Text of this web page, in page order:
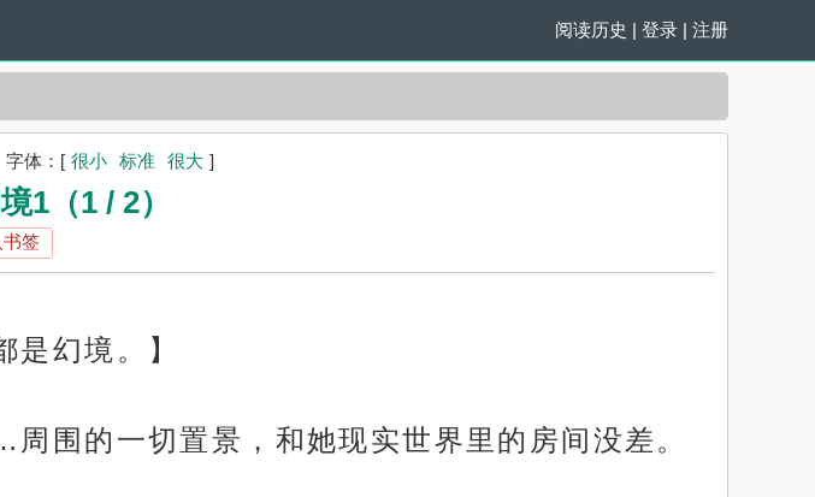
阅读历史 | 登录 | 注册
字体： [ 很小 标准 很大 ]
1（1 / 2）
书签
是幻境。】
围的一切置景，和她现实世界里的房间没差。